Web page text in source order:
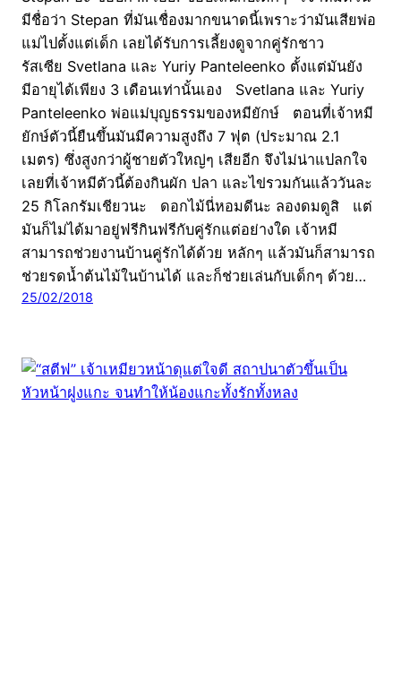
มีชื่อว่า Stepan ที่มันเชื่องมากขนาดนี้เพราะว่ามันเสียพ่อ
แม่ไปตั้งแต่เด็ก เลยได้รับการเลี้ยงดูจากคู่รักชาว
รัสเซีย Svetlana และ Yuriy Panteleenko ตั้งแต่มันยัง
มีอายุได้เพียง 3 เดือนเท่านั้นเอง Svetlana และ Yuriy
Panteleenko พ่อแม่บุญธรรมของหมียักษ์ ตอนที่เจ้าหมี
ยักษ์ตัวนี้ยืนขึ้นมันมีความสูงถึง 7 ฟุต (ประมาณ 2.1
เมตร) ซึ่งสูงกว่าผู้ชายตัวใหญ่ๆ เสียอีก จึงไม่น่าแปลกใจ
เลยที่เจ้าหมีตัวนี้ต้องกินผัก ปลา และไข่รวมกันแล้ววันละ
25 กิโลกรัมเชียวนะ ดอกไม้นี่หอมดีนะ ลองดมดูสิ แต่
มันก็ไม่ได้มาอยู่ฟรีกินฟรีกับคู่รักแต่อย่างใด เจ้าหมี
สามารถช่วยงานบ้านคู่รักได้ด้วย หลักๆ แล้วมันก็สามารถ
ช่วยรดน้ำต้นไม้ในบ้านได้ และก็ช่วยเล่นกับเด็กๆ ด้วย…
25/02/2018